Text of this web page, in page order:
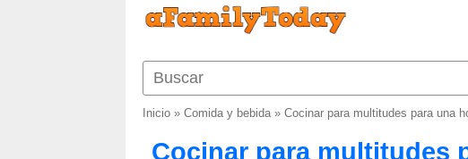
Inicio» Comida y bebida» Cocinar para multitudes para una
Cocinar para multitudes